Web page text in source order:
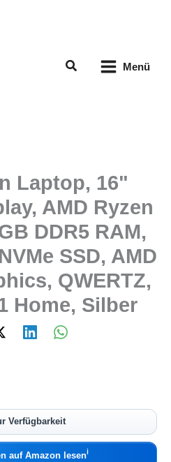
Suchen Menü
Laptop, 16"
AMD Ryzen
DDR5 RAM,
SSD, AMD
QWERTZ,
Home, Silber
Verfügbarkeit
auf Amazon lesenℹ︎